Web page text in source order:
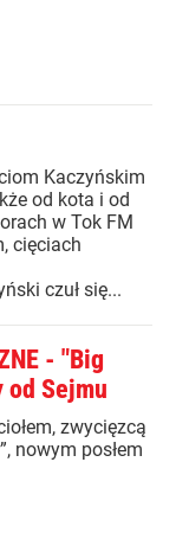
Kaczyńskim
od kota i od
w Tok FM
cięciach
czuł się...
- "Big
od Sejmu
zwycięzcą
nowym posłem